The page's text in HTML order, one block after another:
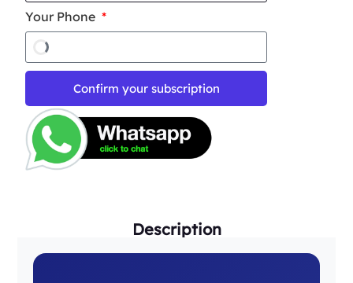
Your Phone
Confirm your subscription
Description